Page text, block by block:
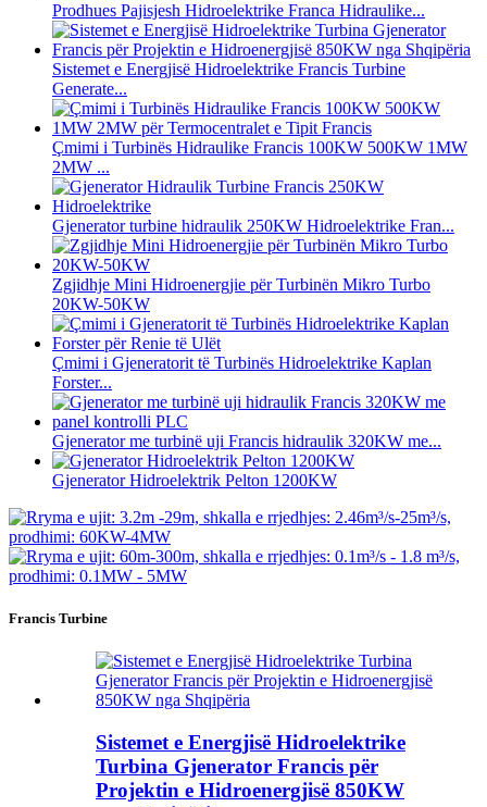
Prodhues Pajisjesh Hidroelektrike Franca Hidraulike...
Sistemet e Energjisë Hidroelektrike Francis Turbine
Generate...
Çmimi i Turbinës Hidraulike Francis 100KW 500KW 1MW
2MW ...
Gjenerator turbine hidraulik 250KW Hidroelektrike Fran...
Zgjidhje Mini Hidroenergjie për Turbinën Mikro Turbo
20KW-50KW
Çmimi i Gjeneratorit të Turbinës Hidroelektrike Kaplan
Forster...
Gjenerator me turbinë uji Francis hidraulik 320KW me...
Gjenerator Hidroelektrik Pelton 1200KW
Francis Turbine
Sistemet e Energjisë Hidroelektrike
Turbina Gjenerator Francis për
Projektin e Hidroenergjisë 850KW